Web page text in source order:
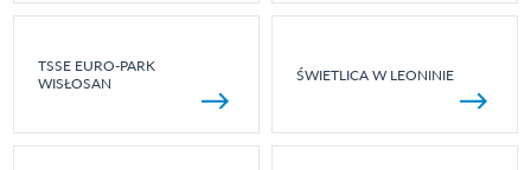
TSSE EURO-PARK
WISŁOSAN
ŚWIETLICA W LEONINIE